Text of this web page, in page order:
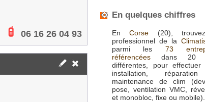
06 16 26 04 93
En quelques chiffres
EnCorse (20),
professionnel de la
parmi les 73
référencées dans 20
différentes, pour effectuer
installation,
maintenance de clim
pose, ventilation VMC,
et monobloc, fixe ou mobile).